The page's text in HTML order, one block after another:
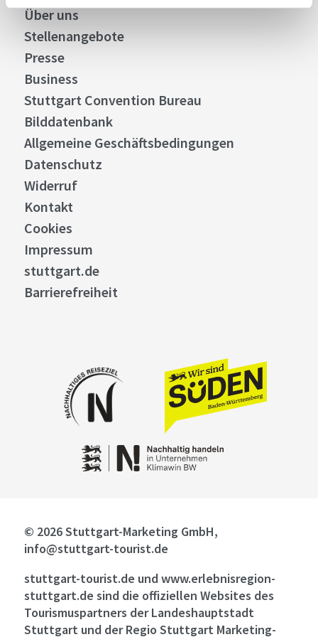
Über uns
Stellenangebote
Presse
Business
Stuttgart Convention Bureau
Bilddatenbank
Allgemeine Geschäftsbedingungen
Datenschutz
Widerruf
Kontakt
Cookies
Impressum
stuttgart.de
Barrierefreiheit
© 2026 Stuttgart-Marketing GmbH,
info@stuttgart-tourist.de
stuttgart-tourist.de und www.erlebnisregion-
stuttgart.de sind die offiziellen Websites des
Tourismuspartners der Landeshauptstadt
Stuttgart und der Regio Stuttgart Marketing-